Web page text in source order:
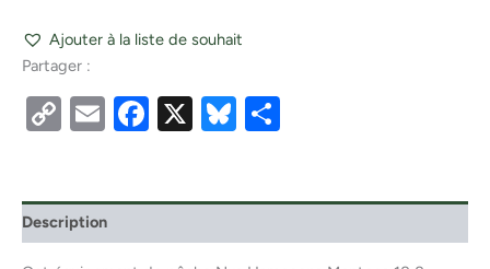
Ajouter à la liste de souhait
Partager :
CopyEmailFacebook
X Bluesky
Description